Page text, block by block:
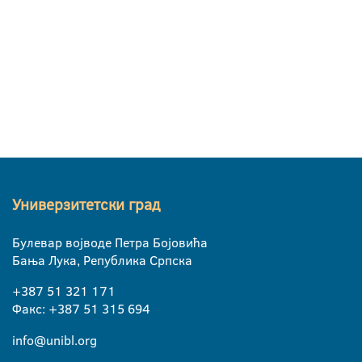
Универзитетски град
Булевар војводе Петра Бојовића
Бања Лука, Република Српска
+387 51 321 171
Факс: +387 51 315 694
info@unibl.org